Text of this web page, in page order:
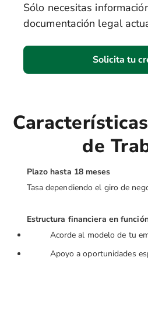
Sólo necesitas
documentación legal
Solicita tu
de
Plazo hasta 18 meses
Tasa dependiendo el giro de
Estructura financiera en
Acorde al modelo de tu
Apoyo a oportunidades